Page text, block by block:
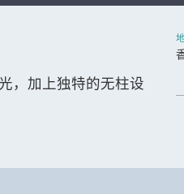
，加上独特的无柱设